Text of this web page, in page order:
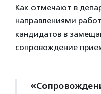
Как отмечают в
направлениями
кандидатов в
сопровождение